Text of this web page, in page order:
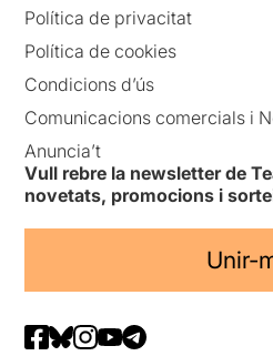
Política de privacitat
Política de cookies
Condicions d’ús
Comunicacions comercials i
Anuncia’t
Vull rebre la newsletter de
novetats, promocions i
Unir-